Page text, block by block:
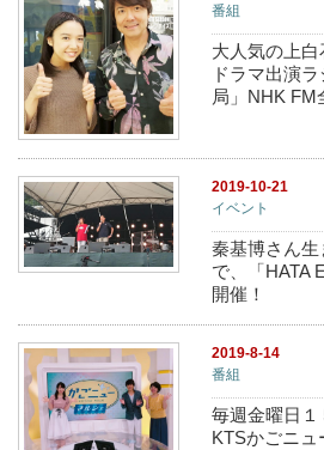
番組
大人気の上
ドラマ出演
局」NHK FM
2019-10-21
イベント
秦基博さん
で、「HATA
開催！
2019-8-14
番組
毎週金曜日
KTSかごニュ